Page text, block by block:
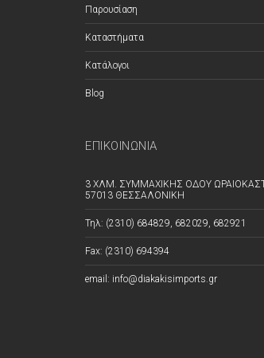
Παρουσίαση
Καταστήματα
Κατάλογοι
Blog
ΕΠΙΚΟΙΝΩΝΊΑ
3 ΧΛΜ. ΣΥΜΜΑΧΙΚΗΣ ΟΔΟΥ
57013 ΘΕΣΣΑΛΟΝΙΚΗ
Τηλ: (2310) 684829, 682029, 682921
Fax: (2310) 694394
email: info@diakakisimports.gr